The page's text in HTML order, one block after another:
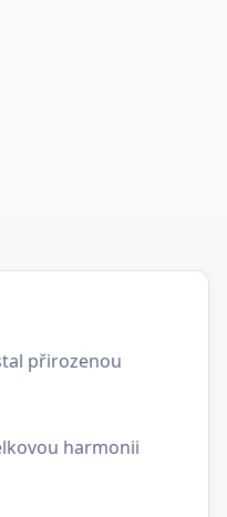
přirozenou
harmonii